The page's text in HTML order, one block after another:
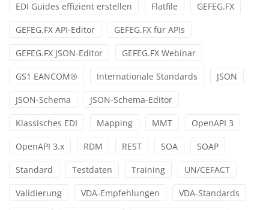
EDI Guides effizient erstellen Flatfile GEFEG.FX
GEFEG.FX API-Editor GEFEG.FX für APIs
GEFEG.FX JSON-Editor GEFEG.FX Webinar
GS1 EANCOM® Internationale Standards JSON
JSON-Schema JSON-Schema-Editor
Klassisches EDI Mapping MMT OpenAPI 3
OpenAPI 3.x RDM REST SOA SOAP
Standard Testdaten Training UN/CEFACT
Validierung VDA-Empfehlungen VDA-Standards